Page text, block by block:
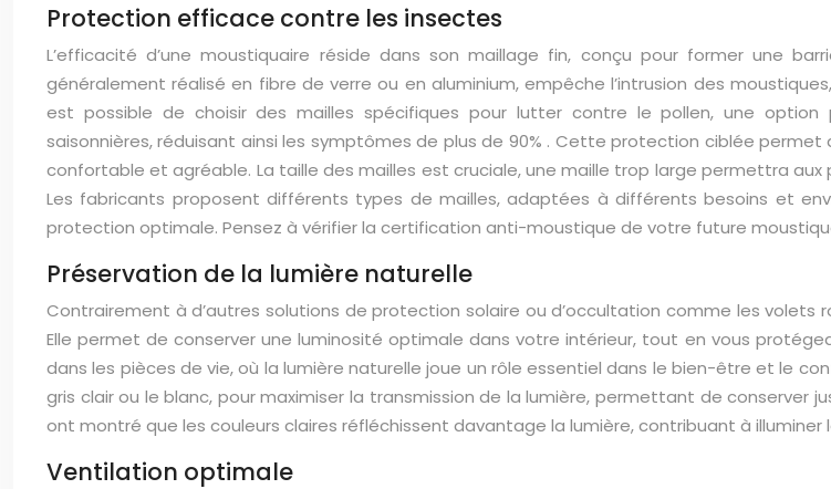
Protection efficace contre les insectes
L’efficacité d’une moustiquaire réside dans son maillage fin, conçu pour former une
généralement réalisé en fibre de verre ou en aluminium, empêche l’intrusion des
est possible de choisir des mailles spécifiques pour lutter contre le pollen, une option
saisonnières, réduisant ainsi les symptômes de plus de 90% . Cette protection ciblée permet
confortable et agréable. La taille des mailles est cruciale, une maille trop large permettra
Les fabricants proposent différents types de mailles, adaptées à différents besoins et
protection optimale. Pensez à vérifier la certification anti-moustique de votre future
Préservation de la lumière naturelle
Contrairement à d’autres solutions de protection solaire ou d’occultation comme les volets
Elle permet de conserver une luminosité optimale dans votre intérieur, tout en vous
dans les pièces de vie, où la lumière naturelle joue un rôle essentiel dans le bien-être et le
gris clair ou le blanc, pour maximiser la transmission de la lumière, permettant de conserver
ont montré que les couleurs claires réfléchissent davantage la lumière, contribuant à
Ventilation optimale